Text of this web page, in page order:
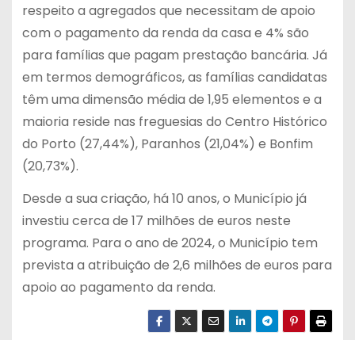
respeito a agregados que necessitam de apoio
com o pagamento da renda da casa e 4% são
para famílias que pagam prestação bancária. Já
em termos demográficos, as famílias candidatas
têm uma dimensão média de 1,95 elementos e a
maioria reside nas freguesias do Centro Histórico
do Porto (27,44%), Paranhos (21,04%) e Bonfim
(20,73%).
Desde a sua criação, há 10 anos, o Município já
investiu cerca de 17 milhões de euros neste
programa. Para o ano de 2024, o Município tem
prevista a atribuição de 2,6 milhões de euros para
apoio ao pagamento da renda.